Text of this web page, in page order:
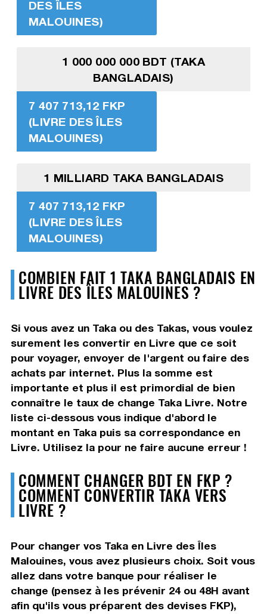
DES ÎLES
MALOUINES)
1 000 000 000 BDT (TAKA
BANGLADAIS)
7 407 713,12 FKP
(LIVRE DES ÎLES
MALOUINES)
1 MILLIARD TAKA BANGLADAIS
7 407 713,12 FKP
(LIVRE DES ÎLES
MALOUINES)
COMBIEN FAIT 1 TAKA BANGLADAIS EN
LIVRE DES ÎLES MALOUINES ?
Si vous avez un Taka ou des Takas, vous voulez
surement les convertir en Livre que ce soit
pour voyager, envoyer de l'argent ou faire des
achats par internet. Plus la somme est
importante et plus il est primordial de bien
connaître le taux de change Taka Livre. Notre
liste ci-dessous vous indique d'abord le
montant en Taka puis sa correspondance en
Livre. Utilisez la pour ne faire aucune erreur !
COMMENT CHANGER BDT EN FKP ?
COMMENT CONVERTIR TAKA VERS
LIVRE ?
Pour changer vos Taka en Livre des Îles
Malouines, vous avez plusieurs choix. Soit vous
allez dans votre banque pour réaliser le
change (pensez à les prévenir 24 ou 48H avant
afin qu'ils vous préparent des devises FKP),